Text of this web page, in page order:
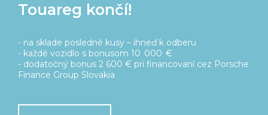
Škoda Kodiaq prináša kopec
Cenové zvýhodnenie až 7 500 €
Predĺžená záruka na 5 rokov zdarma
Servisný balík Basic na 5 rokov/ 100 000 km zdarma